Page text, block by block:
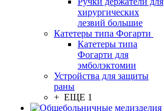
хирургических
лезвий большие
Катетеры типа Фогарти
Катетеры типа
Фогарти для
эмболэктомии
Устройства для защиты
раны
+ ЕЩЕ 1